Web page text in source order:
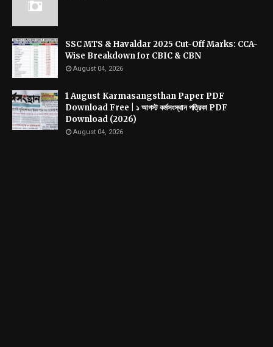
SSC MTS & Havaldar 2025 Cut-Off Marks: CCA-
Wise Breakdown for CBIC & CBN
August 04, 2026
1 August Karmasangsthan Paper PDF
Download Free | ১ আগস্ট কর্মসংস্থান পত্রিকা PDF
Download (2026)
August 04, 2026